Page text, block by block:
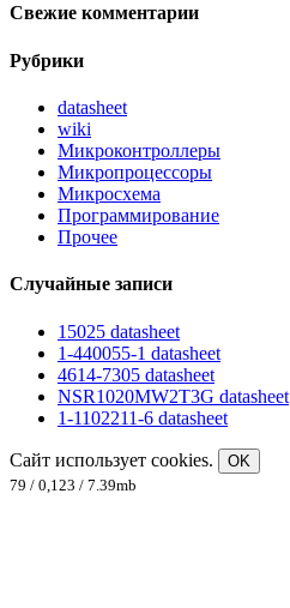
Свежие комментарии
Рубрики
datasheet
wiki
Микроконтроллеры
Микропроцессоры
Микросхема
Программирование
Прочее
Случайные записи
15025 datasheet
1-440055-1 datasheet
4614-7305 datasheet
NSR1020MW2T3G datasheet
1-1102211-6 datasheet
Сайт использует cookies.
OK
79 / 0,123 / 7.39mb